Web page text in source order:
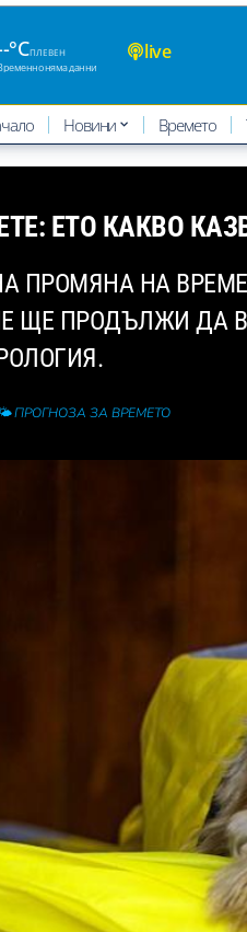
°CПЛЕВЕН
няма данни
live
Новини Времето
ЕТО КАКВО
ПРОМЯНА НА
ЩЕ ПРОДЪЛЖИ ДА
ПРОГНОЗА ЗА ВРЕМЕТО